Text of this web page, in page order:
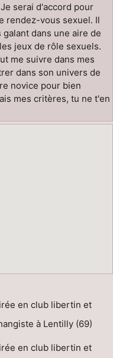
serai d'accord pour
rendez-vous sexuel. Il
dans une aire de
jeux de rôle sexuels.
me suivre dans mes
dans son univers de
novice pour bien
mes critères, tu ne t'en
en club libertin et
à Lentilly (69)
en club libertin et